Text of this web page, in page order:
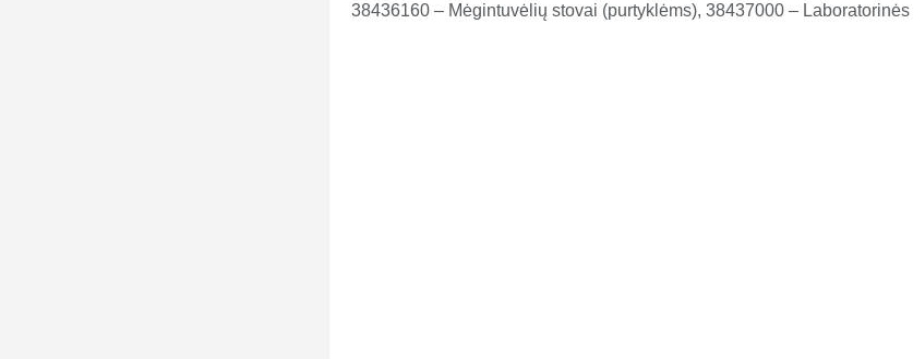
38436160 – Mėgintuvėlių stovai (purtyklėms), 38437000 –